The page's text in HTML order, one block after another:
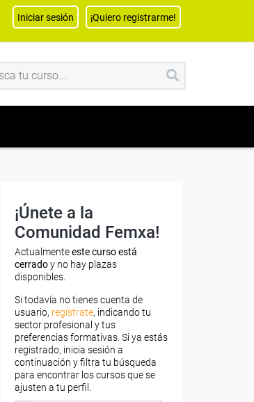
Iniciar sesión ¡Quiero registrarme!
¡Únete a la
Comunidad Femxa!
Actualmenteeste curso está
cerradoy no hay plazas
disponibles.
Si todavía no tienes cuenta de
usuario, regístrate, indicando tu
sector profesional y tus
preferencias formativas. Si ya estás
registrado, inicia sesión a
continuación y filtra tu búsqueda
para encontrar los cursos que se
ajusten a tu perfil.